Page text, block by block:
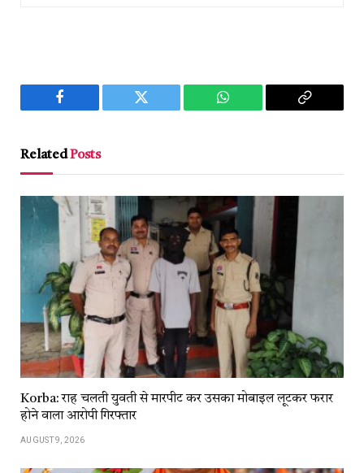
Facebook Twitter WhatsApp
Copy
RelatedPosts
Korba: राह चलती युवती से मारपीट कर उसका मोबाइल लूटकर फरार
होने वाला आरोपी गिरफ्तार
AUGUST 9, 2026